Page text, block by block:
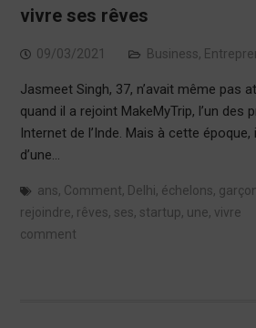
vivre ses rêves
09/03/2021 Business,
Jasmeet Singh, 37, n’avait même pas
quand il a rejoint MakeMyTrip, l’un des
Internet de l’Inde. Mais à cette époque,
d’une…
ans, Comment, Delhi, échelons,
rejoindre, rêves, ses, startup, une, vivre
comment